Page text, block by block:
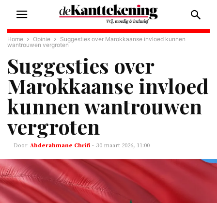
Home Opinie
Suggesties over Marokkaanse invloed kunnen
wantrouwen vergroten
Suggesties over
Marokkaanse invloed
kunnen wantrouwen
vergroten
Abderahmane Chrifi - 30 maart 2026, 11:00